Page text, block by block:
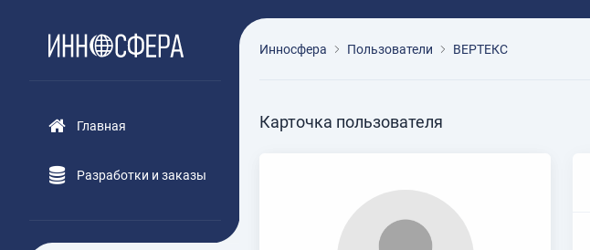
Главная
Разработки и заказы
Инносфера Пользователи ВЕРТЕКС
Карточка пользователя